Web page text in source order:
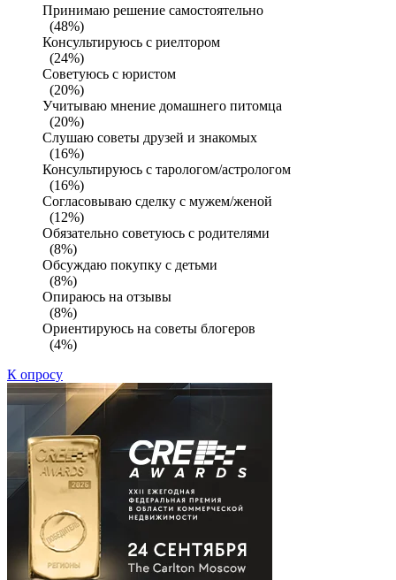
Принимаю решение самостоятельно
(48%)
Консультируюсь с риелтором
(24%)
Советуюсь с юристом
(20%)
Учитываю мнение домашнего питомца
(20%)
Слушаю советы друзей и знакомых
(16%)
Консультируюсь с тарологом/астрологом
(16%)
Согласовываю сделку с мужем/женой
(12%)
Обязательно советуюсь с родителями
(8%)
Обсуждаю покупку с детьми
(8%)
Опираюсь на отзывы
(8%)
Ориентируюсь на советы блогеров
(4%)
К опросу